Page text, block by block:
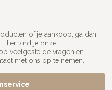
of je aankoop, ga dan
Hier vind je onze
veelgestelde vragen en
met ons op te nemen.